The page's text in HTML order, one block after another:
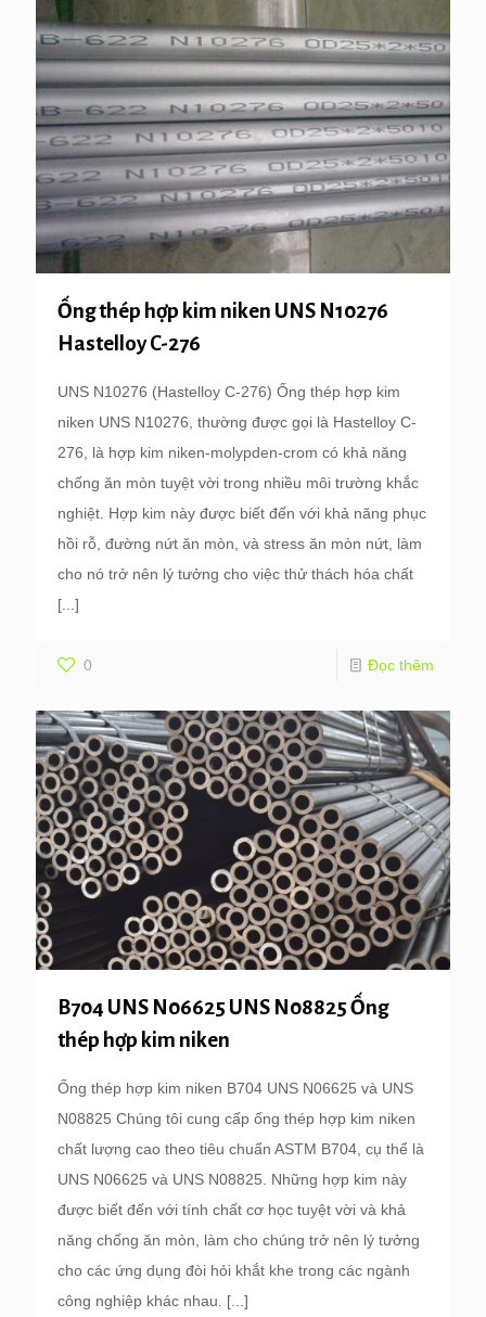
Ống thép hợp kim niken UNS N10276
Hastelloy C-276
UNS N10276 (Hastelloy C-276) Ống thép hợp kim
niken UNS N10276, thường được gọi là Hastelloy C-
276, là hợp kim niken-molypden-crom có ​​khả năng
chống ăn mòn tuyệt vời trong nhiều môi trường khắc
nghiệt. Hợp kim này được biết đến với khả năng phục
hồi rỗ, đường nứt ăn mòn, và stress ăn mòn nứt, làm
cho nó trở nên lý tưởng cho việc thử thách hóa chất
[...]
0 Đọc thêm
B704 UNS N06625 UNS N08825 Ống
thép hợp kim niken
Ống thép hợp kim niken B704 UNS N06625 và UNS
N08825 Chúng tôi cung cấp ống thép hợp kim niken
chất lượng cao theo tiêu chuẩn ASTM B704, cụ thể là
UNS N06625 và UNS N08825. Những hợp kim này
được biết đến với tính chất cơ học tuyệt vời và khả
năng chống ăn mòn, làm cho chúng trở nên lý tưởng
cho các ứng dụng đòi hỏi khắt khe trong các ngành
công nghiệp khác nhau.
[...]